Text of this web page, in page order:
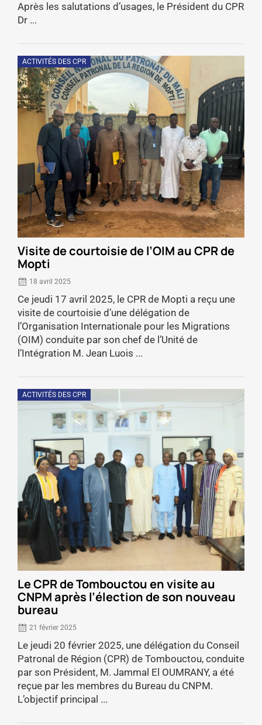
Après les salutations d’usages, le Président du CPR
Dr ...
ACTIVITÉS DES CPR
Visite de courtoisie de l’OIM au CPR de
Mopti
18 avril 2025
Ce jeudi 17 avril 2025, le CPR de Mopti a reçu une
visite de courtoisie d’une délégation de
l’Organisation Internationale pour les Migrations
(OIM) conduite par son chef de l’Unité de
l’Intégration M. Jean Luois ...
ACTIVITÉS DES CPR
Le CPR de Tombouctou en visite au
CNPM après l’élection de son nouveau
bureau
21 février 2025
Le jeudi 20 février 2025, une délégation du Conseil
Patronal de Région (CPR) de Tombouctou, conduite
par son Président, M. Jammal El OUMRANY, a été
reçue par les membres du Bureau du CNPM.
L’objectif principal ...